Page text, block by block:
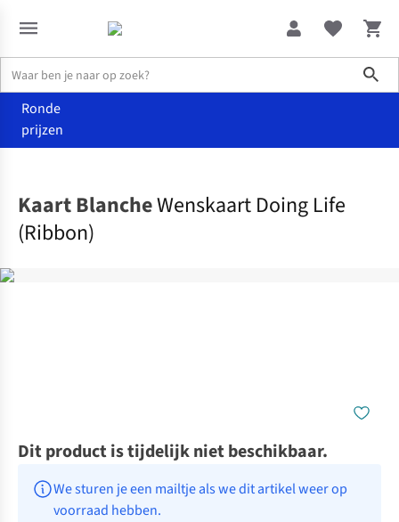
Ronde
prijzen
Kaart BlancheWenskaart Doing Life
(Ribbon)
Dit product is tijdelijk niet beschikbaar.
We sturen je een mailtje als we dit artikel weer op
voorraad hebben.